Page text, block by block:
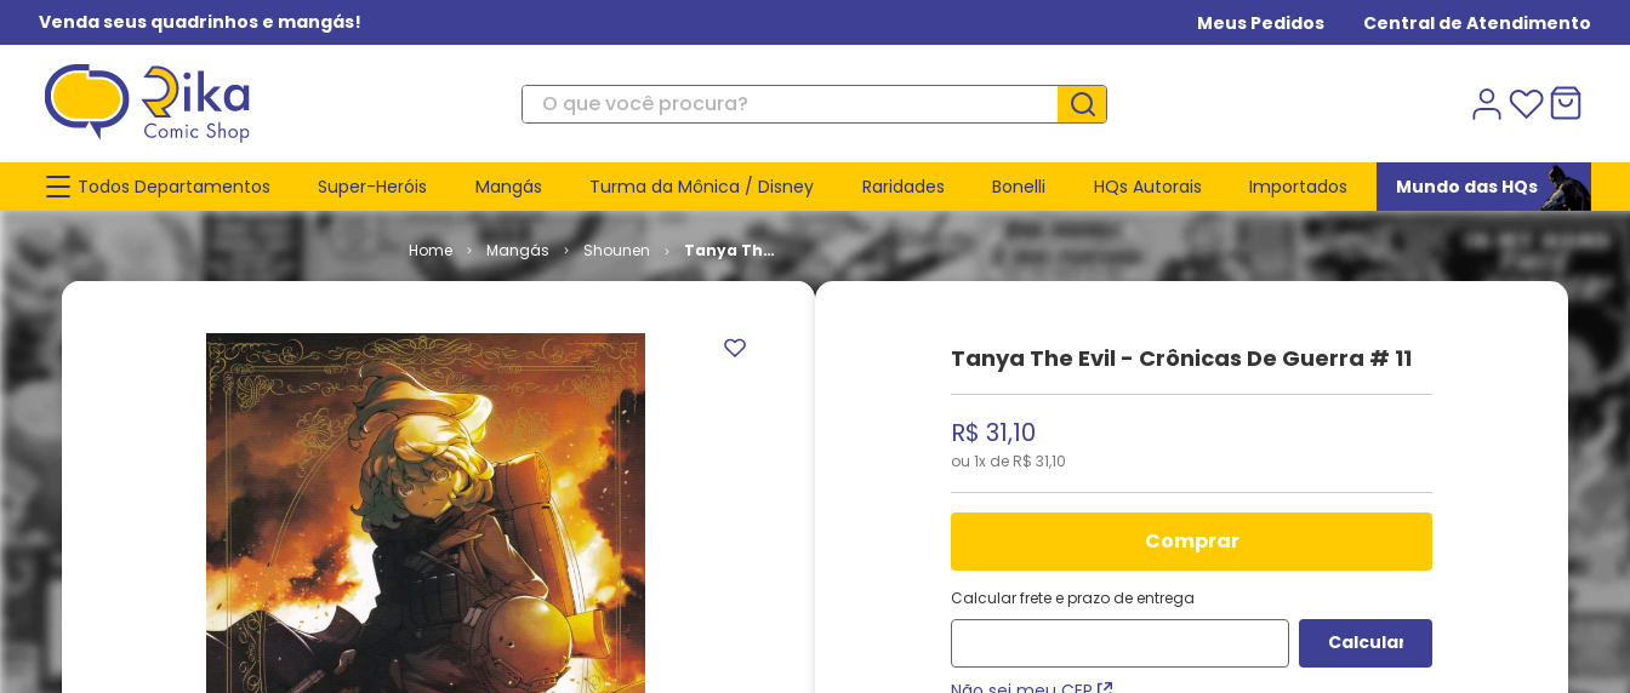
Venda seus quadrinhos e mangás! Meus Pedidos Central de Atendimento
O que você procura?
Todos Departamentos Super-Heróis Mangás Turma da Mônica / Disney Raridades Bonelli HQs Autorais Importados Mundo das HQs
Mangás Shounen
Tanya The
Evil -
Tanya The Evil - Crônicas De Guerra # 11
R$ 31,10
ou 1x de R$ 31,10
comprar
Calcular frete e prazo de entrega